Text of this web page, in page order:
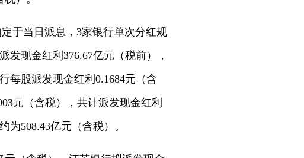
于当日派息，3家银行单次分红规
发现金红利376.67亿元（税前），
每股派发现金红利0.1684元（含
元（含税），共计派发现金红利
508.43亿元（含税）。